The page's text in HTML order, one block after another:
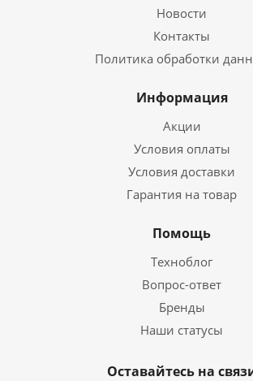
Новости
Контакты
Политика обработки
Информация
Акции
Условия оплаты
Условия доставки
Гарантия на товар
Помощь
Техноблог
Вопрос-ответ
Бренды
Наши статусы
Оставайтесь на